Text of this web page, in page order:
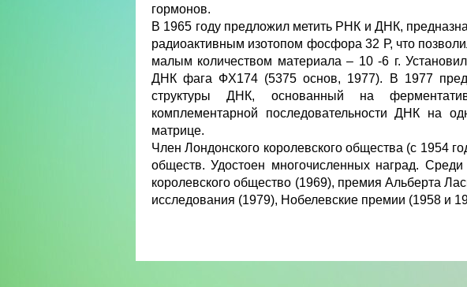
гормонов.
В 1965 году предложил метить РНК и ДНК,
радиоактивным изотопом фосфора 32 Р, что
малым количеством материала – 10 -6 г.
ДНК фага ФХ174 (5375 основ, 1977). В 1977
структуры ДНК, основанный на
комплементарной последовательности ДНК на
матрице.
Член Лондонского королевского общества (с 1954
обществ. Удостоен многочисленных наград.
королевского общество (1969), премия Альберта
исследования (1979), Нобелевские премии (1958 и